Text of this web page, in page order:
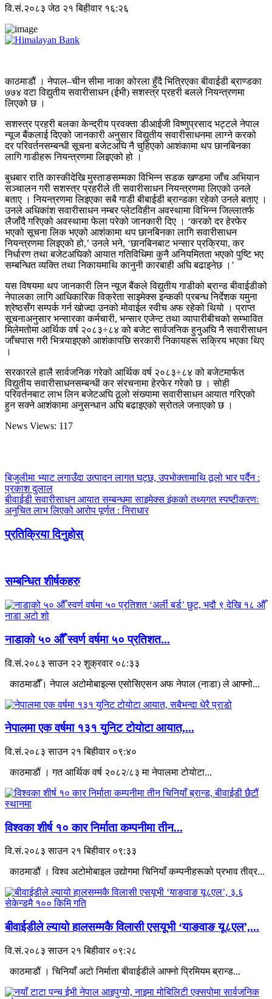
वि.सं.२०८३ जेठ २१ बिहीवार १६:२६
काठमाडौं । नेपाल–चीन सीमा नाका कोरला हुँदै भित्रिएका बीवाईडी ब्राण्डका
७७४ वटा विद्युतीय सवारीसाधन (ईभी) सशस्त्र प्रहरी बलले नियन्त्रणमा
लिएको छ ।
सशस्त्र प्रहरी बलका केन्द्रीय प्रवक्ता डीआईजी विष्णुप्रसाद भट्टले नेपाल
न्यूज बैंकलाई दिएको जानकारी अनुसार विद्युतीय सवारीसाधनमा लाग्ने करको
दर परिवर्तनसम्बन्धी सूचना बजेटअघि नै चुहिएको आशंकामा थप छानबिनका
लागि गाडीहरू नियन्त्रणमा लिइएको हो ।
बुधबार राति कास्कीदेखि मुस्ताङसम्मका विभिन्न सडक खण्डमा जाँच अभियान
सञ्चालन गरी सशस्त्र प्रहरीले ती सवारीसाधन नियन्त्रणमा लिएको उनले
बताए । नियन्त्रणमा लिइएका सबै गाडी बीबाईडी ब्रान्डका रहेको उनले बताए ।
उनले अधिकांश सवारीसाधन नम्बर प्लेटविहीन अवस्थामा विभिन्न जिल्लातर्फ
लैजाँदै गरिएको अवस्थामा फेला परेको जानकारी दिए । ‘करको दर हेरफेर
भएको सूचना लिक भएको आशंकामा थप छानबिनका लागि सवारीसाधन
नियन्त्रणमा लिइएको हो,’ उनले भने, ‘छानबिनबाट भन्सार प्रक्रिया, कर
निर्धारण तथा बजेटअघिको आयात गतिविधिमा कुनै अनियमितता भएको पुष्टि भए
सम्बन्धित व्यक्ति तथा निकायमाथि कानुनी कारबाही अघि बढाइनेछ ।’
यस विषयमा थप जानकारी लिन न्यूज बैंकले विद्युतीय गाडीको ब्रान्ड बीवाईडीको
नेपालका लागि आधिकारिक विक्रेता साइमेक्स इन्ककी प्रबन्ध निर्देशक यमुना
श्रेष्ठसँग सम्पर्क गर्न खोज्दा उनको मोवाईल स्वीच अफ रहेको थियो । प्राप्त
सूचनाअनुसार भन्सारका कर्मचारी, भन्सार एजेन्ट तथा व्यापारीबीचको सम्भावित
मिलेमतोमा आर्थिक वर्ष २०८३÷८४ को बजेट सार्वजनिक हुनुअघि नै सवारीसाधन
जाँचपास गरी भित्र्याइएको आशंकापछि सरकारी निकायहरू सक्रिय भएका थिए
।
सरकारले हालै सार्वजनिक गरेको आर्थिक वर्ष २०८३÷८४ को बजेटमार्फत
विद्युतीय सवारीसाधनसम्बन्धी कर संरचनामा हेरफेर गरेको छ । सोही
परिवर्तनबाट लाभ लिन बजेटअघि ठूलो संख्यामा सवारीसाधन आयात गरिएको
हुन सक्ने आशंकामा अनुसन्धान अघि बढाइएको स्रोतले जनाएको छ ।
News Views: 117
बिजुलीमा भ्याट लगाउँदा उत्पादन लागत घट्छ, उपभोक्तामाथि ठूलो भार पर्दैन :
प्रकाश दुलाल
बीवाईडी सवारीसाधन आयात सम्बन्धमा साइमेक्स इंकको तथ्यगत स्पष्टीकरणः
अनुचित लाभ लिएको आरोप पूर्णत : निराधार
प्रतिक्रिया दिनुहोस्
सम्बन्धित शीर्षकहरु
नाडाको ५० औँ स्वर्ण वर्षमा ५० प्रतिशत...
वि.सं.२०८३ साउन २२ शुक्रवार ०८:३३
काठमाडौँ। नेपाल अटोमोबाइल्स एसोसिएसन अफ नेपाल (नाडा) ले आफ्नो...
नेपालमा एक वर्षमा १३१ युनिट टोयोटा आयात,...
वि.सं.२०८३ साउन २१ बिहीवार ०९:४०
काठमाडौं । गत आर्थिक वर्ष २०८२/८३ मा नेपालमा टोयोटा...
विश्वका शीर्ष १० कार निर्माता कम्पनीमा तीन...
वि.सं.२०८३ साउन २१ बिहीवार ०९:३३
काठमाडौं । विश्व अटोमोबाइल उद्योगमा चिनियाँ कम्पनीहरूको प्रभाव तीव्र...
बीवाईडीले ल्यायो हालसम्मकै विलासी एसयूभी ‘याङवाङ यू८एल’,...
वि.सं.२०८३ साउन २१ बिहीवार ०९:२८
काठमाडौं । चिनियाँ अटो निर्माता बीवाईडीले आफ्नो प्रिमियम ब्रान्ड...